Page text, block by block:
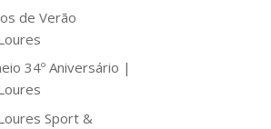
de Verão
34º Aniversário |
Sport &